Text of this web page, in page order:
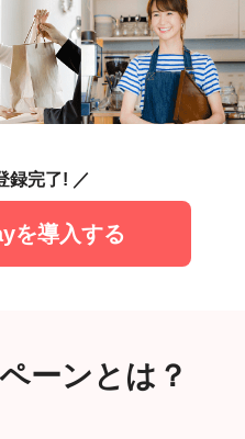
録完了! ／
を導入する
ーンとは？